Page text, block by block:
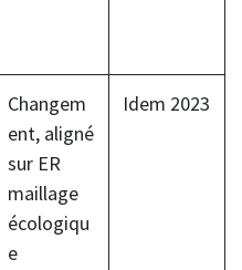
Changem
ent, aligné
sur ER
maillage
écologiqu
e
Idem 2023